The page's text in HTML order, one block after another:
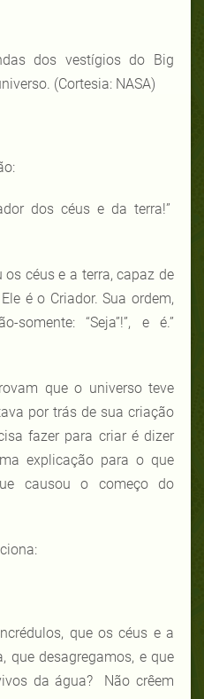
dos vestígios do Big
(Cortesia: NASA)
dos céus e da terra!”
os céus e a terra, capaz de
é o Criador. Sua ordem,
“Seja”!”, e é.”
que o universo teve
por trás de sua criação
fazer para criar é dizer
explicação para o que
causou o começo do
que os céus e a
que desagregamos, e que
da água? Não crêem